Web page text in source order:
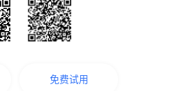
免费试用